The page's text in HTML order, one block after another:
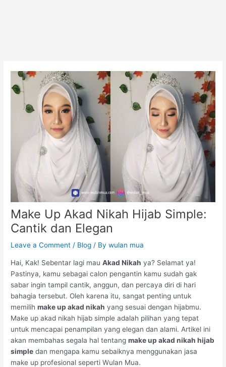
Make Up Akad Nikah Hijab Simple:
Cantik dan Elegan
Leave a Comment / Blog / Bywulan mua
Hai, Kak! Sebentar lagi mauAkad Nikah ya? Selamat ya!
Pastinya, kamu sebagai calon pengantin kamu sudah gak
sabar ingin tampil cantik, anggun, dan percaya diri di hari
bahagia tersebut. Oleh karena itu, sangat penting untuk
memilihmake up akad nikah yang sesuai dengan hijabmu.
Make up akad nikah hijab simple adalah pilihan yang tepat
untuk mencapai penampilan yang elegan dan alami. Artikel ini
akan membahas segala hal tentangmake up akad nikah hijab
simple dan mengapa kamu sebaiknya menggunakan jasa
make up profesional seperti Wulan Mua.